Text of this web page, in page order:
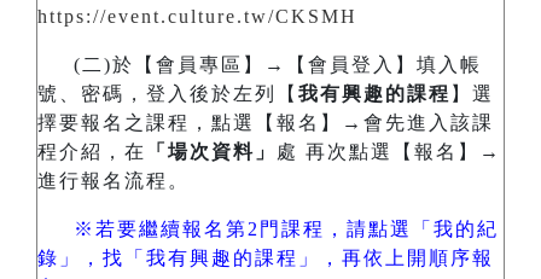
https://event.culture.tw/CKSMH
(二)於【會員專區】→【會員登入】填入帳
號、密碼，登入後於左列【 我有興趣的課程 】選
擇要報名之課程，點選【報名】→會先進入該課
程介紹，在
「場次資料」
處 再次點選【報名】→
進行報名流程。
※若要繼續報名第2門課程，請點選「我的紀
錄」，找「我有興趣的課程」，再依上開順序報